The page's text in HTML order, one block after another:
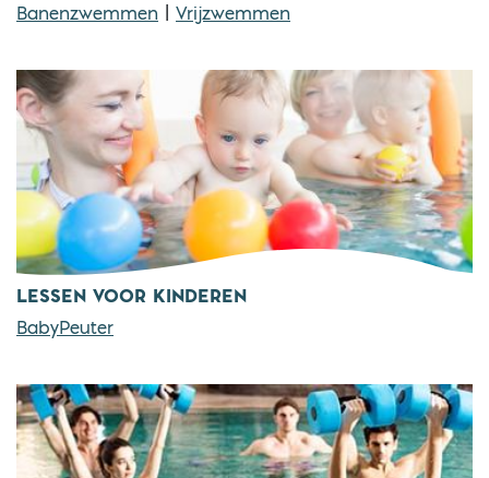
Banenzwemmen Vrijzwemmen
LESSEN VOOR KINDEREN
BabyPeuter